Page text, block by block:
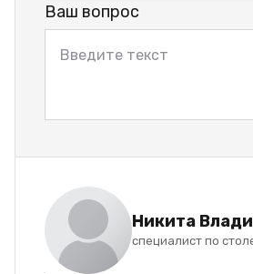
Ваш вопрос
Никита
специалист по